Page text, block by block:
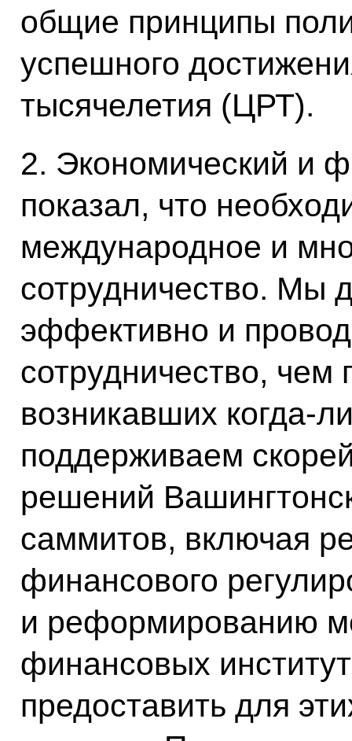
общие принципы
успешного
тысячелетия (ЦРТ).
2. Экономический и
показал, что
международное и
сотрудничество. Мы
эффективно и
сотрудничество, чем
возникавших
поддерживаем
решений
саммитов, включая
финансового
и реформированию
финансовых
предоставить для